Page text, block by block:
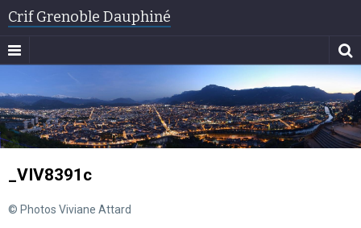
Crif Grenoble Dauphiné
_VIV8391c
© Photos Viviane Attard